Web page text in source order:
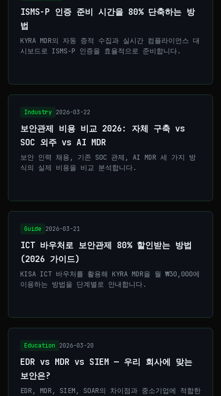
ISMS-P 인증 준비 시간을 80% 단축하는 방
법
KYRA MDR의 자동 증적 수집과 실시간 컴플라이언스 대
시보드로 ISMS-P 인증을 효율적으로 준비합니다.
Industry 2026-03-22
보안관제 비용 비교 2026: 자체 구축 vs
SOC 외주 vs AI MDR
보안 인력 채용, 기존 SOC 관제, AI MDR 세 가지 방
식의 실제 비용을 비교 분석합니다.
Guide 2026-03-21
ICT 바우처로 보안관제 80% 할인받는 방법
(2026 가이드)
KISA ICT 바우처를 활용해 KYRA MDR을 월 ₩30,000에
이용하는 방법을 단계별로 안내합니다.
Education 2026-03-20
EDR vs MDR vs SIEM — 우리 회사에 맞는
보안은?
EDR, MDR, SIEM, SOAR의 차이점과 중소기업에 적합한